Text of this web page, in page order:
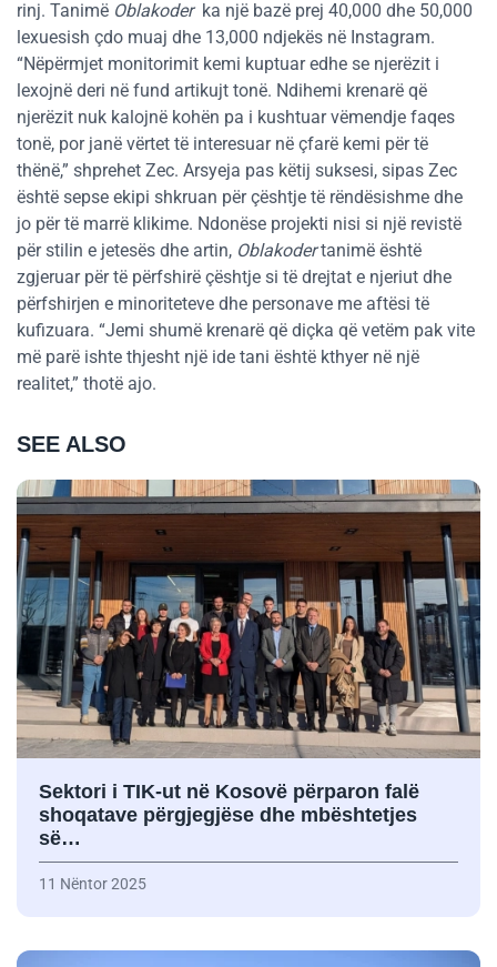
rinj. Tanimë Oblakoder ka një bazë prej 40,000 dhe 50,000
lexuesish çdo muaj dhe 13,000 ndjekës në Instagram.
“Nëpërmjet monitorimit kemi kuptuar edhe se njerëzit i
lexojnë deri në fund artikujt tonë. Ndihemi krenarë që
njerëzit nuk kalojnë kohën pa i kushtuar vëmendje faqes
tonë, por janë vërtet të interesuar në çfarë kemi për të
thënë,” shprehet Zec. Arsyeja pas këtij suksesi, sipas Zec
është sepse ekipi shkruan për çështje të rëndësishme dhe
jo për të marrë klikime. Ndonëse projekti nisi si një revistë
për stilin e jetesës dhe artin, Oblakodertanimë është
zgjeruar për të përfshirë çështje si të drejtat e njeriut dhe
përfshirjen e minoriteteve dhe personave me aftësi të
kufizuara. “Jemi shumë krenarë që diçka që vetëm pak vite
më parë ishte thjesht një ide tani është kthyer në një
realitet,” thotë ajo.
SEE ALSO
Sektori i TIK-ut në Kosovë përparon falë
shoqatave përgjegjëse dhe mbështetjes
së…
11 Nëntor 2025